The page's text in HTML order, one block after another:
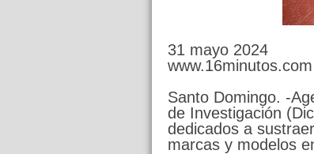
31 mayo 2024
Santo Domingo. -
de Investigación
dedicados a
marcas y modelos